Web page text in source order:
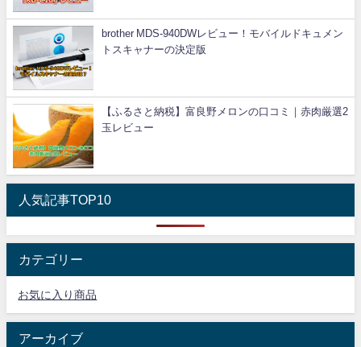
brother MDS-940DWレビュー！モバイルドキュメン
トスキャナーの決定版
【ふるさと納税】富良野メロンの口コミ｜赤肉厳選2
玉レビュー
人気記事TOP10
カテゴリー
お気に入り商品
アーカイブ